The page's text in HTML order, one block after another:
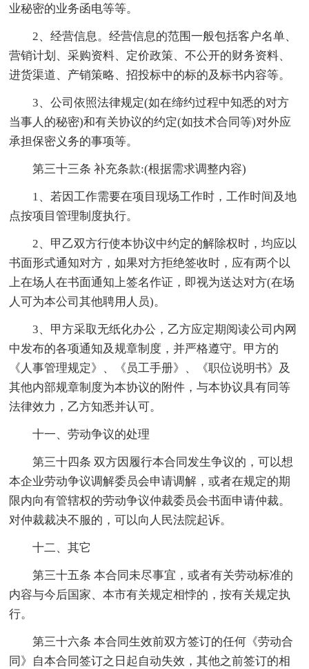
业秘密的业务函电等等。
2、经营信息。经营信息的范围一般包括客户名单、
营销计划、采购资料、定价政策、不公开的财务资料、
进货渠道、产销策略、招投标中的标的及标书内容等。
3、公司依照法律规定(如在缔约过程中知悉的对方
当事人的秘密)和有关协议的约定(如技术合同等)对外应
承担保密义务的事项等。
第三十三条 补充条款:(根据需求调整内容)
1、若因工作需要在项目现场工作时，工作时间及地
点按项目管理制度执行。
2、甲乙双方行使本协议中约定的解除权时，均应以
书面形式通知对方，如果对方拒绝签收时，应有两个以
上在场人在书面通知上签名作证，即视为送达对方(在场
人可为本公司其他聘用人员)。
3、甲方采取无纸化办公，乙方应定期阅读公司内网
中发布的各项通知及规章制度，并严格遵守。甲方的
《人事管理规定》、《员工手册》、《职位说明书》及
其他内部规章制度为本协议的附件，与本协议具有同等
法律效力，乙方知悉并认可。
十一、劳动争议的处理
第三十四条 双方因履行本合同发生争议的，可以想
本企业劳动争议调解委员会申请调解，或者在规定的期
限内向有管辖权的劳动争议仲裁委员会书面申请仲裁。
对仲裁裁决不服的，可以向人民法院起诉。
十二、其它
第三十五条 本合同未尽事宜，或者有关劳动标准的
内容与今后国家、本市有关规定相悖的，按有关规定执
行。
第三十六条 本合同生效前双方签订的任何《劳动合
同》自本合同签订之日起自动失效，其他之前签订的相